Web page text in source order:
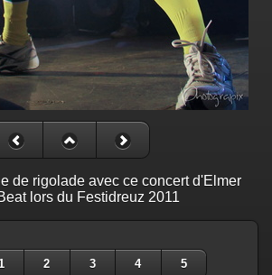
de rigolade avec ce concert d'Elmer
lors du Festidreuz 2011
2 3 4 5